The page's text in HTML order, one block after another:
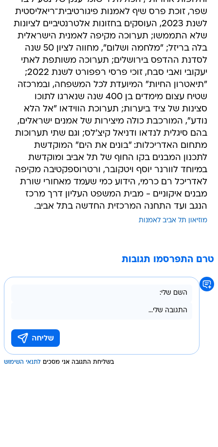
שפר, זוכת פרס שיף לאמנות פיגורטיבית־ריאליסטית
לשנת 2023, העוסקים בחזונות אלטרנטיביים לציונות
שלא התממשו; תערוכה מקיפה לאמנית הישראלית
בלה בריזל; "מלחמה ושלום", מחווה לציון 50 שנה
לסדנת ההדפס בירושלים; תערוכה משותפת לאתי
יעקובי ואבי סבח, זוכי פרסי רפפורט לשנת 2022;
"תיאטרון החיות" המיועדת לכל המשפחה, ובמרכזה
שטיח עצום מימדים בן 400 שנה שנארגו לתוכו
סצינות של ציד ביערות; תערוכת הווידאו "אל הלא
נודע", המורכבת כולה מיצירות של אמנים ישראלים,
בהם סיגלית לנדאו ודניאל קיצ'לס; וגם שתי תערוכות
מתחום האדריכלות: "בונים את הים" המוקדשת
לתכנון המבנים בקו החוף של תל אביב ומוקדשת
במיוחד לוורנר יוסף ויטקובר, ורטרוספקטיבה מקיפה
לאדריכל רם כרמי, הידוע כמי שעמד מאחורי שורת
מבנים איקוניים - מבית המשפט העליון דרך מרכז
הנגב ועד התחנה המרכזית החדשה בתל אביב.
מוזיאון תל אביב לאמנות
טרם התפרסמו תגובות
בשליחת התגובה אני מסכים לתנאי השימוש